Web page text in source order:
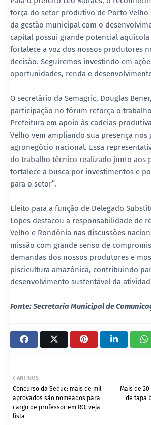
força do setor produtivo de Porto Velho
da gestão municipal com o
capital possui grande potencial
fortalece a voz dos nossos produtores
decisão. Seguiremos investindo em
oportunidades, renda e
O secretário da Semagric, Douglas
participação no fórum reforça o
Prefeitura em apoio às cadeias
Velho vem ampliando sua presença nos
agronegócio nacional. Essa
do trabalho técnico realizado junto aos
fortalece a busca por investimentos e
para o setor”.
Eleito para a função de Delegado
Lopes destacou a responsabilidade de
Velho e Rondônia nas discussões
missão com grande senso de
demandas dos nossos produtores e
piscicultura amazônica, contribuindo
desenvolvimento sustentável da
Fonte: Secretaria Municipal de
Mais de
de tapa
ANTIGOS
Concurso da Seduc: mais de mil
aprovados são nomeados para
cargo de professor em RO; veja
lista